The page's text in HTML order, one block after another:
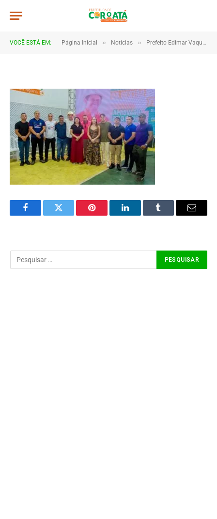
VOCÊ ESTÁ EM: Página Inicial » Notícias » Prefeito Edimar Vaqueiro anuncia medidas históricas e reforça gestão aprovada pela população em Coroatá
a019
FacebookTwitter Pinterest LinkedInTumblr Email